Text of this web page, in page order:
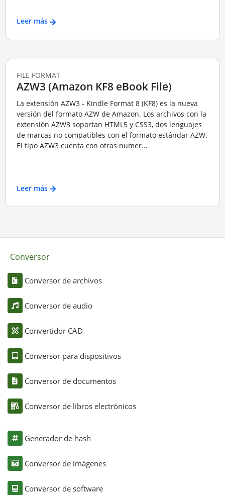
Leer más
FILE FORMAT
AZW3 (Amazon KF8 eBook File)
La extensión AZW3 - Kindle Format 8 (KF8) es la nueva
versión del formato AZW de Amazon. Los archivos con la
extensión AZW3 soportan HTML5 y CSS3, dos lenguajes
de marcas no compatibles con el formato estándar AZW.
El tipo AZW3 cuenta con otras numer...
Leer más
Conversor
Conversor de archivos
Conversor de audio
Convertidor CAD
Conversor para dispositivos
Conversor de documentos
Conversor de libros electrónicos
Generador de hash
Conversor de imágenes
Conversor de software